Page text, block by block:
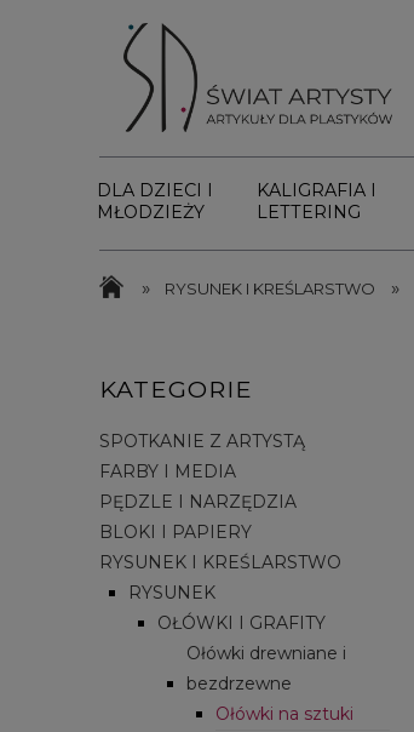
DLA DZIECI I
MŁODZIEŻY
KALIGRAFIA I
LETTERING
» RYSUNEK I KREŚLARSTWO »
KATEGORIE
SPOTKANIE Z ARTYSTĄ
FARBY I MEDIA
PĘDZLE I NARZĘDZIA
BLOKI I PAPIERY
RYSUNEK I KREŚLARSTWO
RYSUNEK
OŁÓWKI I GRAFITY
Ołówki drewniane i
bezdrzewne
Ołówki na sztuki